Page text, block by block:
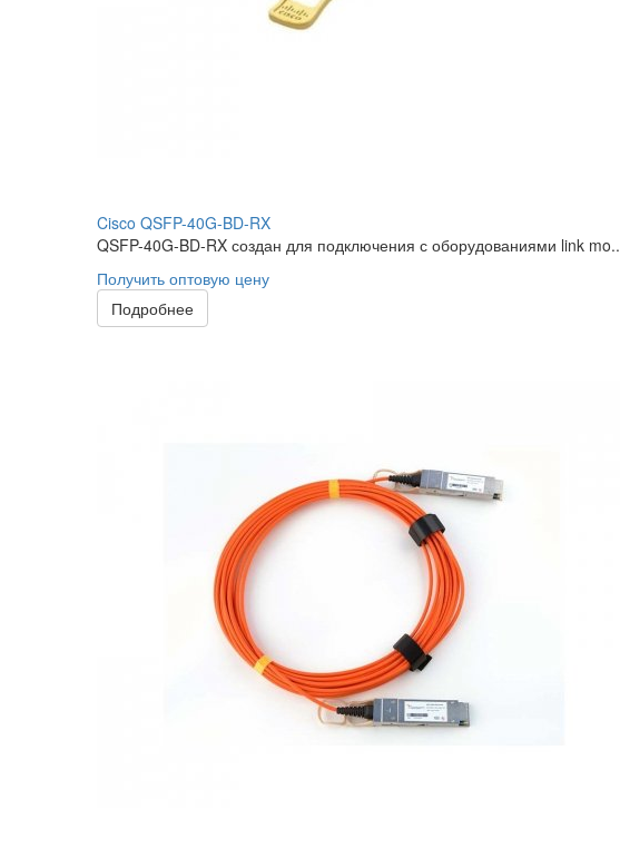
Cisco QSFP-40G-BD-RX
QSFP-40G-BD-RX создан для подключения с оборудованиями link mo..
Получить оптовую цену
Подробнее